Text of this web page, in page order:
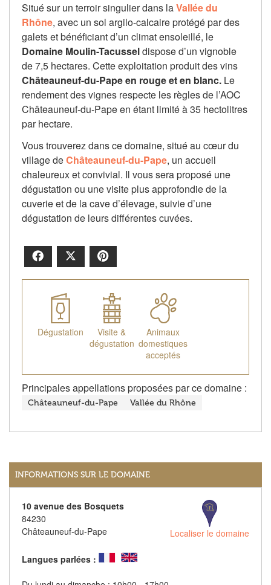
Situé sur un terroir singulier dans laVallée du
Rhône, avec un sol argilo-calcaire protégé par des
galets et bénéficiant d’un climat ensoleillé, le
Domaine Moulin-Tacusseldispose d’un vignoble
de 7,5 hectares. Cette exploitation produit des vins
Châteauneuf-du-Pape en rouge et en blanc. Le
rendement des vignes respecte les règles de l’AOC
Châteauneuf-du-Pape en étant limité à 35 hectolitres
par hectare.
Vous trouverez dans ce domaine, situé au cœur du
village deChâteauneuf-du-Pape, un accueil
chaleureux et convivial. Il vous sera proposé une
dégustation ou une visite plus approfondie de la
cuverie et de la cave d’élevage, suivie d’une
dégustation de leurs différentes cuvées.
Facebook
Dégustation
Visite &
dégustation
Animaux
domestiques
acceptés
Principales appellations proposées par ce domaine :
Châteauneuf-du-Pape Vallée du Rhône
INFORMATIONS SUR LE DOMAINE
10 avenue des Bosquets
84230
Châteauneuf-du-Pape
Localiser le domaine
Langues parlées :